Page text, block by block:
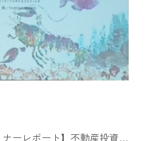
【とちぎ大家の会セミナーレポート】不動産投資家・進藤 強氏によるセミナー「人口減少を生き抜く！今行動が全て〜日本人が知らない宝探し〜」開催